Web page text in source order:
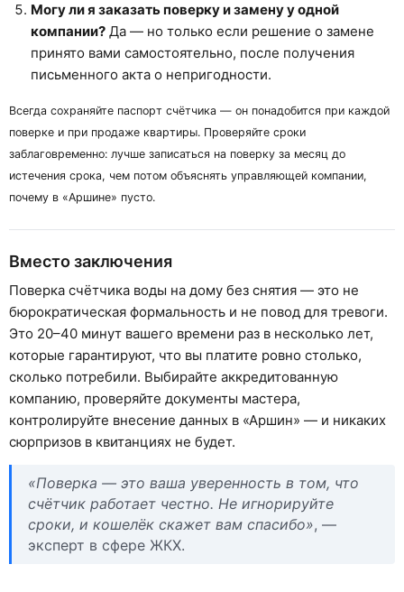
Могу ли я заказать поверку и замену у одной
компании? Да — но только если решение о замене
принято вами самостоятельно, после получения
письменного акта о непригодности.
Всегда сохраняйте паспорт счётчика — он понадобится при каждой
поверке и при продаже квартиры. Проверяйте сроки
заблаговременно: лучше записаться на поверку за месяц до
истечения срока, чем потом объяснять управляющей компании,
почему в «Аршине» пусто.
Вместо заключения
Поверка счётчика воды на дому без снятия — это не
бюрократическая формальность и не повод для тревоги.
Это 20–40 минут вашего времени раз в несколько лет,
которые гарантируют, что вы платите ровно столько,
сколько потребили. Выбирайте аккредитованную
компанию, проверяйте документы мастера,
контролируйте внесение данных в «Аршин» — и никаких
сюрпризов в квитанциях не будет.
«Поверка — это ваша уверенность в том, что
счётчик работает честно. Не игнорируйте
сроки, и кошелёк скажет вам спасибо», —
эксперт в сфере ЖКХ.